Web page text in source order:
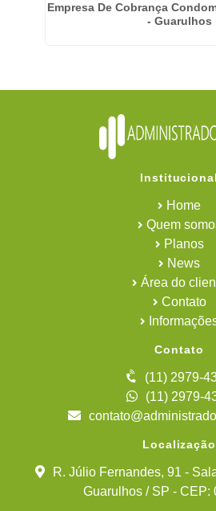
Empresa De Cobrança
- Guarulhos
Institucional
Home
Quem
Planos
News
Área do
Contato
Contato
(11) 2979-
(11) 2979-
Localização
R. Júlio Fernandes, 91 -
Guarulhos / SP - CEP: